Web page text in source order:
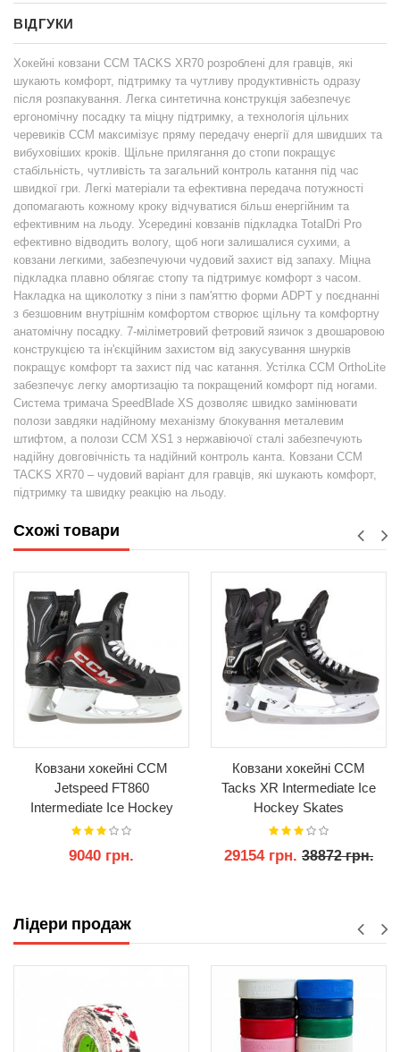
ВІДГУКИ
Хокейні ковзани CCM TACKS XR70 розроблені для гравців, які
шукають комфорт, підтримку та чутливу продуктивність одразу
після розпакування. Легка синтетична конструкція забезпечує
ергономічну посадку та міцну підтримку, а технологія цільних
черевиків CCM максимізує пряму передачу енергії для швидших та
вибуховіших кроків. Щільне прилягання до стопи покращує
стабільність, чутливість та загальний контроль катання під час
швидкої гри. Легкі матеріали та ефективна передача потужності
допомагають кожному кроку відчуватися більш енергійним та
ефективним на льоду. Усередині ковзанів підкладка TotalDri Pro
ефективно відводить вологу, щоб ноги залишалися сухими, а
ковзани легкими, забезпечуючи чудовий захист від запаху. Міцна
підкладка плавно облягає стопу та підтримує комфорт з часом.
Накладка на щиколотку з піни з пам'яттю форми ADPT у поєднанні
з безшовним внутрішнім комфортом створює щільну та комфортну
анатомічну посадку. 7-міліметровий фетровий язичок з двошаровою
конструкцією та ін'єкційним захистом від закусування шнурків
покращує комфорт та захист під час катання. Устілка CCM OrthoLite
забезпечує легку амортизацію та покращений комфорт під ногами.
Система тримача SpeedBlade XS дозволяє швидко замінювати
полози завдяки надійному механізму блокування металевим
штифтом, а полози CCM XS1 з нержавіючої сталі забезпечують
надійну довговічність та надійний контроль канта. Ковзани CCM
TACKS XR70 – чудовий варіант для гравців, які шукають комфорт,
підтримку та швидку реакцію на льоду.
Схожі товари
Ковзани хокейні CCM
Jetspeed FT860
Intermediate Ice Hockey
Skates 2025
9040 грн.
Ковзани хокейні CCM
Tacks XR Intermediate Ice
Hockey Skates
29154 грн. 38872 грн.
Лідери продаж